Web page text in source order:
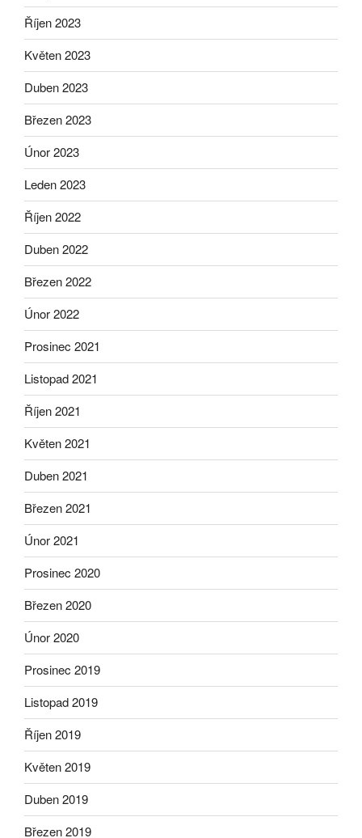
Říjen 2023
Květen 2023
Duben 2023
Březen 2023
Únor 2023
Leden 2023
Říjen 2022
Duben 2022
Březen 2022
Únor 2022
Prosinec 2021
Listopad 2021
Říjen 2021
Květen 2021
Duben 2021
Březen 2021
Únor 2021
Prosinec 2020
Březen 2020
Únor 2020
Prosinec 2019
Listopad 2019
Říjen 2019
Květen 2019
Duben 2019
Březen 2019